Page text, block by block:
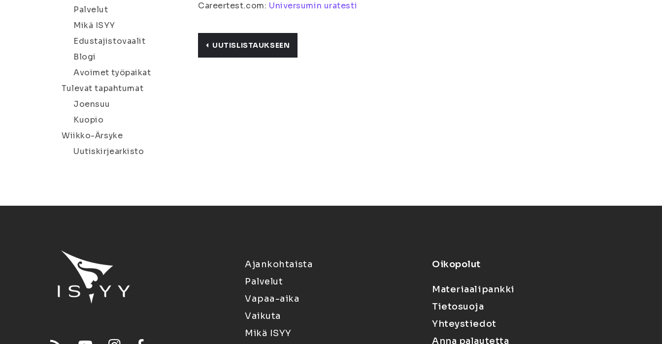
Palvelut
Mikä ISYY
Edustajistovaalit
Blogi
Avoimet työpaikat
Tulevat tapahtumat
Joensuu
Kuopio
Wiikko-Ärsyke
Uutiskirjearkisto
Careertest.com: Universumin uratesti
UUTISLISTAUKSEEN
Ajankohtaista
Palvelut
Vapaa-aika
Vaikuta
Mikä ISYY
Oikopolut
Materiaalipankki
Tietosuoja
Yhteystiedot
Anna palautetta